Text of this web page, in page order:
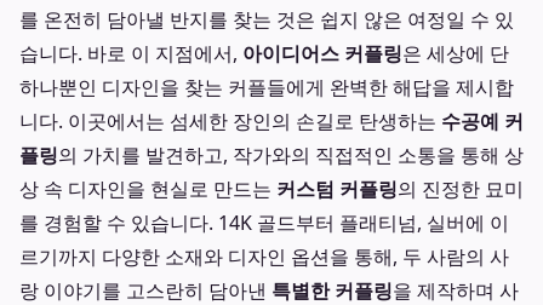
를 온전히 담아낼 반지를 찾는 것은 쉽지 않은 여정일 수 있
습니다. 바로 이 지점에서, 아이디어스 커플링은 세상에 단
하나뿐인 디자인을 찾는 커플들에게 완벽한 해답을 제시합
니다. 이곳에서는 섬세한 장인의 손길로 탄생하는 수공예 커
플링의 가치를 발견하고, 작가와의 직접적인 소통을 통해 상
상 속 디자인을 현실로 만드는 커스텀 커플링의 진정한 묘미
를 경험할 수 있습니다. 14K 골드부터 플래티넘, 실버에 이
르기까지 다양한 소재와 디자인 옵션을 통해, 두 사람의 사
랑 이야기를 고스란히 담아낸 특별한 커플링을 제작하며 사